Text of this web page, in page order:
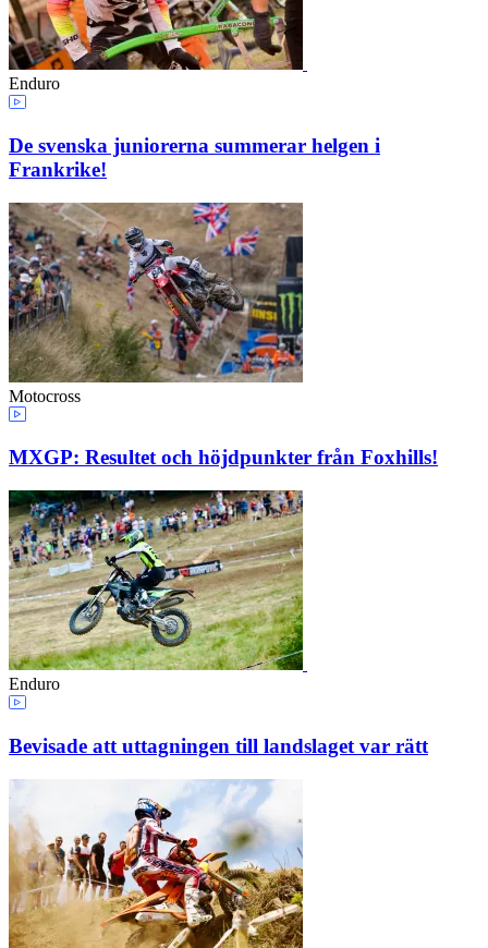
Enduro
De svenska juniorerna summerar helgen i
Frankrike!
Motocross
MXGP: Resultet och höjdpunkter från Foxhills!
Enduro
Bevisade att uttagningen till landslaget var rätt